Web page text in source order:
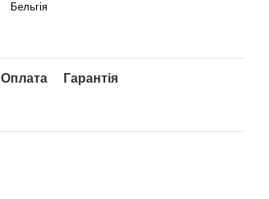
Бельгія
Оплата Гарантія